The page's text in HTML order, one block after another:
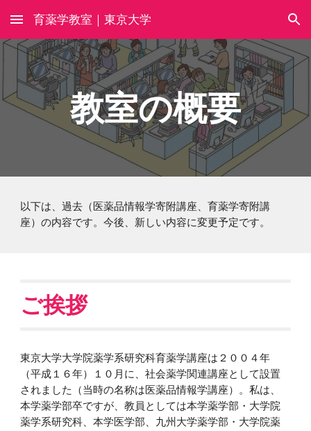
Skip to main content Skip to navigation
育薬学教室｜東京大学
教室の概要
以下は、過去（医薬品情報学寄附講座、育薬学寄附講
座）の内容です。今後、新しい内容に変更予定です。
ご挨拶
東京大学大学院薬学系研究科育薬学講座は２００４年
（平成１６年）１０月に、社会薬学関連講座として設置
されました（当時の名称は医薬品情報学講座）。私は、
本学薬学部卒ですが、教員としては本学薬学部・大学院
薬学系研究科、本学医学部、九州大学薬学部・大学院薬